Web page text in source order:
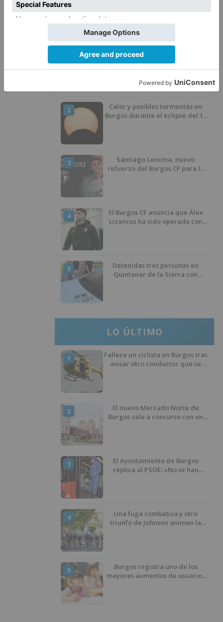
LO + VISTO
Detienen a un joven de 27 años
por el robo de cableado y por
atentado contra los agentes
2
Calor y posibles tormentas en
Burgos durante el eclipse del 12
3
Santiago Lencina, nuevo
refuerzo del Burgos CF para la
4
El Burgos CF anuncia que Álex
Lizancos ha sido operado con
5
Detenidas tres personas en
Quintanar de la Sierra con
LO ÚLTIMO
1
Fallece un ciclista en Burgos tras
avisar otro conductor que se
2
El nuevo Mercado Norte de
Burgos sale a concurso con un
3
El Ayuntamiento de Burgos
replica al PSOE: «No se han
4
Una fuga combativa y otro
triunfo de Johnson animan la
5
Burgos registra uno de los
mayores aumentos de usuarios